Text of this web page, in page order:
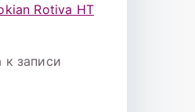
Rotiva HT
к записи